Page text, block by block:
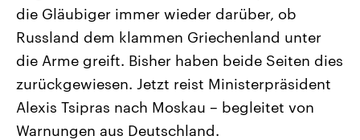
Landtagswahl Sachsen-Anhalt
2026
Alle Informationen
Sachsen-Anhalt wählt am 6.
September 2026 einen neuen
Landtag. Seit 2021 wird das
Bundesland von einer Koalition aus
CDU, SPD und FDP regiert.-
Umfragen, Prognosen,
USA
Aktuelle Beiträge,
Hintergründe
Wirtschaftlich und
gehören die Vereinigten
den mächtigsten Ländern
mit großem Einfluss auf
aktuelle Weltgeschehen.
die Gläubiger immer wieder darüber, ob
Russland dem klammen Griechenland unter
die Arme greift. Bisher haben beide Seiten dies
zurückgewiesen. Jetzt reist Ministerpräsident
Alexis Tsipras nach Moskau – begleitet von
Warnungen aus Deutschland.